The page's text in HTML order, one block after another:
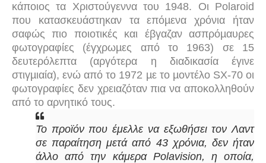
κάποιος τα Χριστούγεννα του 1948. Οι Polaroid
που κατασκευάστηκαν τα επόµενα χρόνια ήταν
σαφώς πιο ποιοτικές και έβγαζαν ασπρόµαυρες
φωτογραφίες (έγχρωµες από το 1963) σε 15
δευτερόλεπτα (αργότερα η διαδικασία έγινε
στιγµιαία), ενώ από το 1972 µε το µοντέλο SX-70 οι
φωτογραφίες δεν χρειαζόταν πια να αποκολληθούν
από το αρνητικό τους.
Το προϊόν που έμελλε να εξωθήσει τον Λαντ
σε παραίτηση μετά από 43 χρόνια, δεν ήταν
άλλο από την κάμερα Polavision, η οποία,